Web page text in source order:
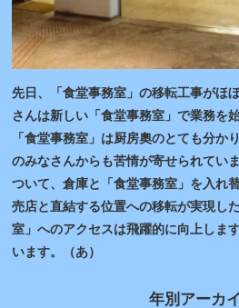
先日、「食堂事務室」の移転工事がほ
さんは新しい「食堂事務室」で業務を
「食堂事務室」は厨房奧のとても分か
のみなさんからも苦情が寄せられてい
ついて、倉庫と「食堂事務室」を入れ
売店と直結する位置への移転が実現し
室」へのアクセスは飛躍的に向上しま
います。（あ）
年別アーカ